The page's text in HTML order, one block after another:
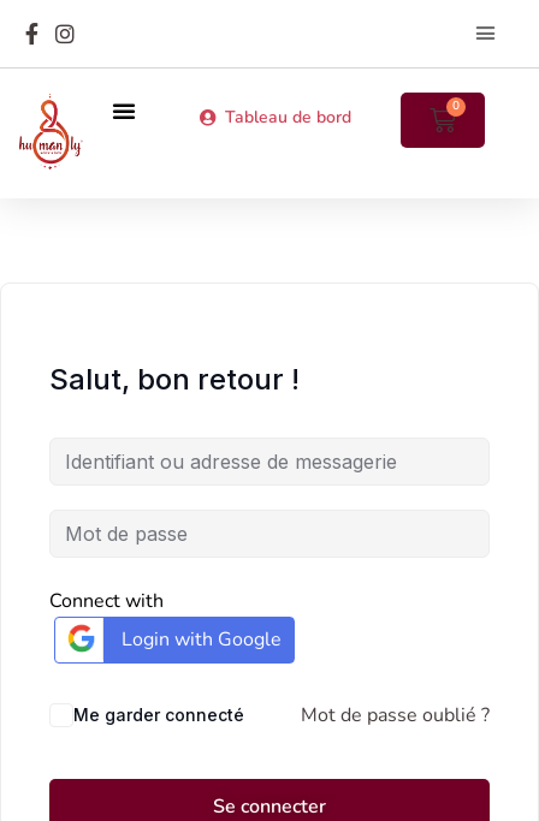
Tableau de bord 0
Salut, bon retour !
Connect with
Login with Google
Me garder connecté Mot de passe oublié ?
Se connecter